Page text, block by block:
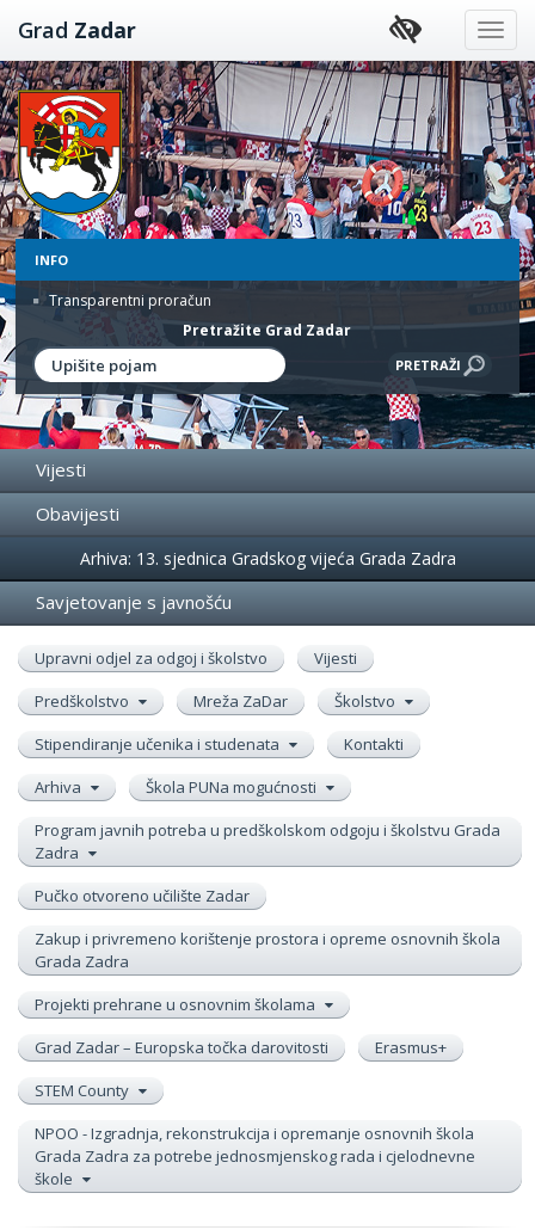
Preskoči
na
sadržaj
Grad Zadar
INFO
Transparentni proračun
Pretražite Grad Zadar
Vijesti
Obavijesti
Događanja
Arhiva: 13. sjednica Gradskog vijeća Grada Zadra
Savjetovanje s javnošću
Upravni odjel za odgoj i školstvo
Vijesti
Predškolstvo
Mreža ZaDar
Školstvo
Stipendiranje učenika i studenata
Kontakti
Arhiva
Škola PUNa mogućnosti
Program javnih potreba u predškolskom odgoju i školstvu Grada
Zadra
Pučko otvoreno učilište Zadar
Zakup i privremeno korištenje prostora i opreme osnovnih škola
Grada Zadra
Projekti prehrane u osnovnim školama
Grad Zadar – Europska točka darovitosti
Erasmus+
STEM County
NPOO - Izgradnja, rekonstrukcija i opremanje osnovnih škola
Grada Zadra za potrebe jednosmjenskog rada i cjelodnevne
škole